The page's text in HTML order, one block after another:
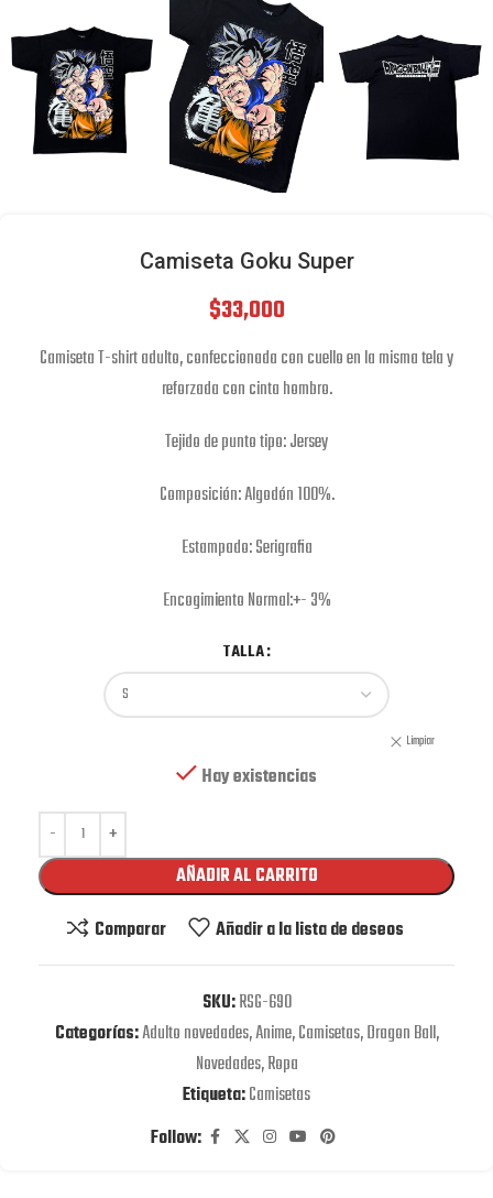
Camiseta Goku Super
$33,000
Camiseta T-shirt adulto, confeccionada con cuello en la misma tela y
reforzada con cinta hombro.
Tejido de punto tipo: Jersey
Composición: Algodón 100%.
Estampado: Serigrafia
Encogimiento Normal:+- 3%
TALLA
Limpiar
Hay existencias
AÑADIR AL CARRITO
Comparar
Añadir a la lista de deseos
SKU:RSG-690
Categorías:Adulto novedades,Anime,Camisetas,Dragon Ball,
Novedades,Ropa
Etiqueta:Camisetas
Follow: